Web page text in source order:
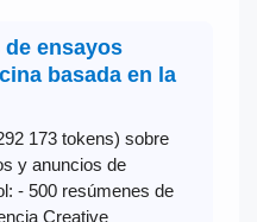
de ensayos
basada en la
173 tokens) sobre
y anuncios de
- 500 resúmenes de
Creative